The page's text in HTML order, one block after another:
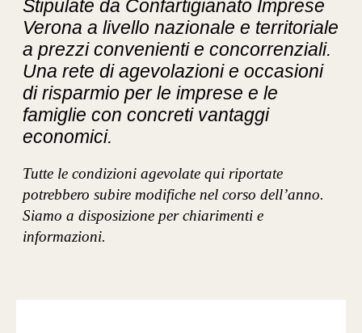
Stipulate da Confartigianato Imprese
Verona a livello nazionale e territoriale
a prezzi convenienti e concorrenziali.
Una rete di agevolazioni e occasioni
di risparmio per le imprese e le
famiglie con concreti vantaggi
economici.
Tutte le condizioni agevolate qui riportate
potrebbero subire modifiche nel corso dell’anno.
Siamo a disposizione per chiarimenti e
informazioni.